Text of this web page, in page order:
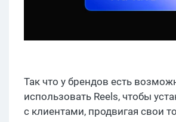
Так что у брендов есть
использовать Reels, чтобы
с клиентами, продвигая свои